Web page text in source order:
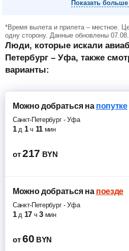
Показать
*Время вылета и прилета – местное.
одну сторону. Данные обновлены
Люди, которые искали
Петербург – Уфа, также
варианты:
Можно добратьсяна попутке
Санкт-Петербург-Уфа
1 д 1 ч 11 мин
от 217 BYN
Можно добратьсяна поезде
Санкт-Петербург-Уфа
1 д 17 ч 3 мин
от 60 BYN